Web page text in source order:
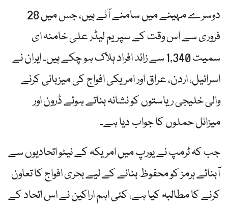
دوسرے مہینے میں سامنے آئے ہیں، جس میں 28
فروری سے اس وقت کے سپریم لیڈر علی خامنہ ای
سمیت 1,340 سے زائد افراد ہلاک ہو چکے ہیں۔ ایران نے
اسرائیل، اردن، عراق اور امریکی افواج کی میزبانی کرنے
والی خلیجی ریاستوں کو نشانہ بناتے ہوئے ڈرون اور
میزائل حملوں کا جواب دیا ہے۔
جب کہ ٹرمپ نے یورپ میں امریکہ کے نیٹو اتحادیوں سے
آبنائے ہرمز کو محفوظ بنانے کے لیے بحری افواج کا تعاون
کرنے کا مطالبہ کیا ہے، کئی اہم اراکین نے اس اتحاد کے